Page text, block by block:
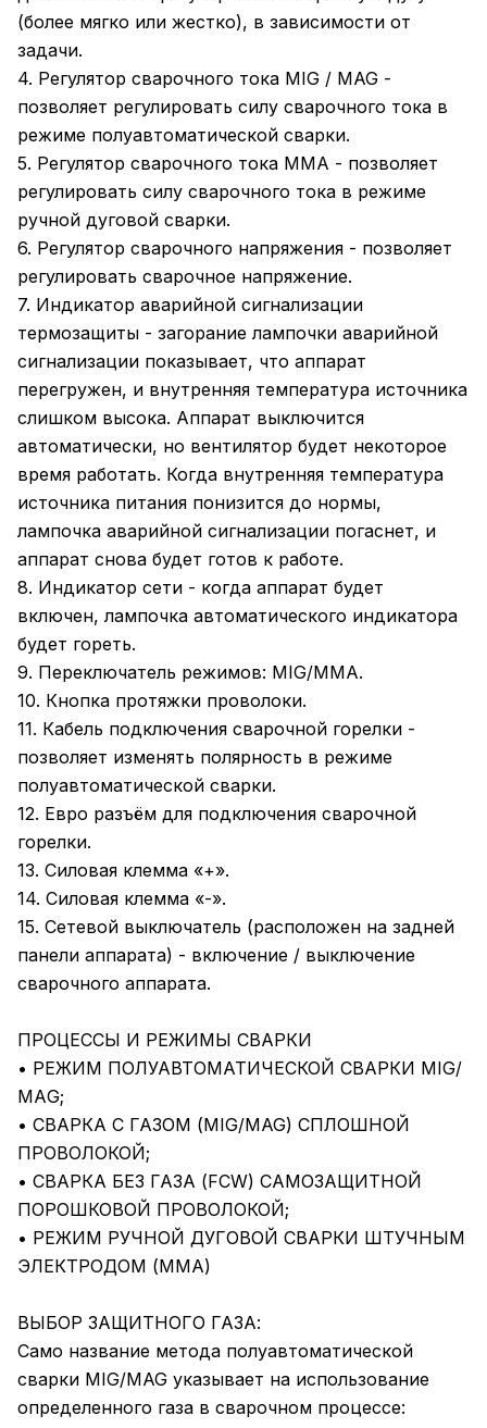
(более мягко или жестко), в зависимости от
задачи.
4. Регулятор сварочного тока MIG / MAG -
позволяет регулировать силу сварочного тока в
режиме полуавтоматической сварки.
5. Регулятор сварочного тока MMA - позволяет
регулировать силу сварочного тока в режиме
ручной дуговой сварки.
6. Регулятор сварочного напряжения - позволяет
регулировать сварочное напряжение.
7. Индикатор аварийной сигнализации
термозащиты - загорание лампочки аварийной
сигнализации показывает, что аппарат
перегружен, и внутренняя температура источника
слишком высока. Аппарат выключится
автоматически, но вентилятор будет некоторое
время работать. Когда внутренняя температура
источника питания понизится до нормы,
лампочка аварийной сигнализации погаснет, и
аппарат снова будет готов к работе.
8. Индикатор сети - когда аппарат будет
включен, лампочка автоматического индикатора
будет гореть.
9. Переключатель режимов: MIG/MMA.
10. Кнопка протяжки проволоки.
11. Кабель подключения сварочной горелки -
позволяет изменять полярность в режиме
полуавтоматической сварки.
12. Евро разъём для подключения сварочной
горелки.
13. Силовая клемма «+».
14. Силовая клемма «-».
15. Сетевой выключатель (расположен на задней
панели аппарата) - включение / выключение
сварочного аппарата.
ПРОЦЕССЫ И РЕЖИМЫ СВАРКИ
• РЕЖИМ ПОЛУАВТОМАТИЧЕСКОЙ СВАРКИ МIG/
МАG;
• СВАРКА С ГАЗОМ (MIG/MAG) СПЛОШНОЙ
ПРОВОЛОКОЙ;
• СВАРКА БЕЗ ГАЗА (FCW) САМОЗАЩИТНОЙ
ПОРОШКОВОЙ ПРОВОЛОКОЙ;
• РЕЖИМ РУЧНОЙ ДУГОВОЙ СВАРКИ ШТУЧНЫМ
ЭЛЕКТРОДОМ (ММА)
ВЫБОР ЗАЩИТНОГО ГАЗА:
Само название метода полуавтоматической
сварки MIG/MAG указывает на использование
определенного газа в сварочном процессе: